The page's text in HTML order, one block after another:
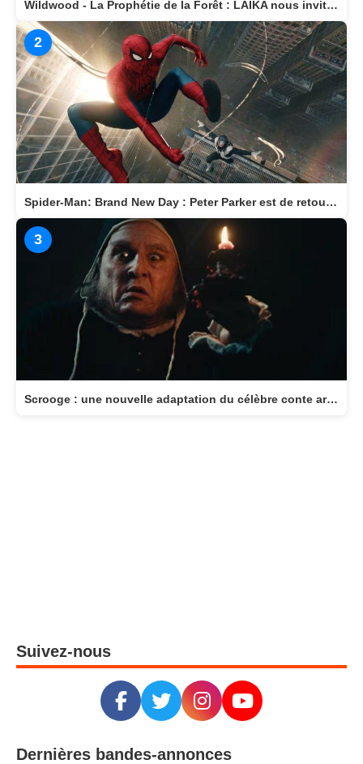
Wildwood - La Prophétie de la Forêt : LAIKA nous invite dans un monde magique
2
Spider-Man: Brand New Day : Peter Parker est de retour au cinéma le 29 juillet
3
Scrooge : une nouvelle adaptation du célèbre conte arrive au cinéma le 11 novembre
Suivez-nous
Dernières bandes-annonces